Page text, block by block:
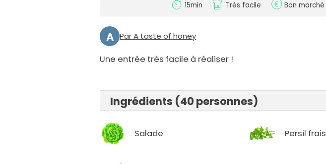
15min Très facile Bon marché
A Par A taste of honey
Une entrée très facile à réaliser !
Ingrédients (40 personnes)
Salade Persil frais